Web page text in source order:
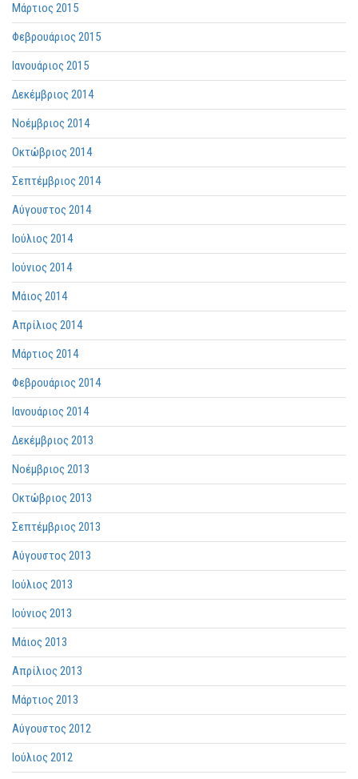
Μάρτιος 2015
Φεβρουάριος 2015
Ιανουάριος 2015
Δεκέμβριος 2014
Νοέμβριος 2014
Οκτώβριος 2014
Σεπτέμβριος 2014
Αύγουστος 2014
Ιούλιος 2014
Ιούνιος 2014
Μάιος 2014
Απρίλιος 2014
Μάρτιος 2014
Φεβρουάριος 2014
Ιανουάριος 2014
Δεκέμβριος 2013
Νοέμβριος 2013
Οκτώβριος 2013
Σεπτέμβριος 2013
Αύγουστος 2013
Ιούλιος 2013
Ιούνιος 2013
Μάιος 2013
Απρίλιος 2013
Μάρτιος 2013
Αύγουστος 2012
Ιούλιος 2012